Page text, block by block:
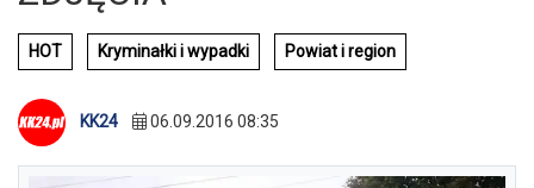
HOT Kryminałki i wypadki Powiat i region
KK24 06.09.2016 08:35